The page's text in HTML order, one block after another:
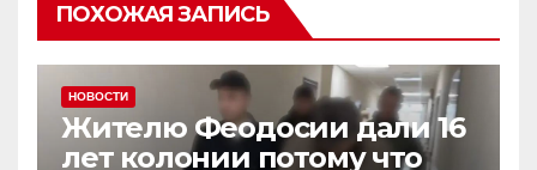
ПОХОЖАЯ ЗАПИСЬ
НОВОСТИ
Жителю Феодосии дали 16
лет колонии потому что